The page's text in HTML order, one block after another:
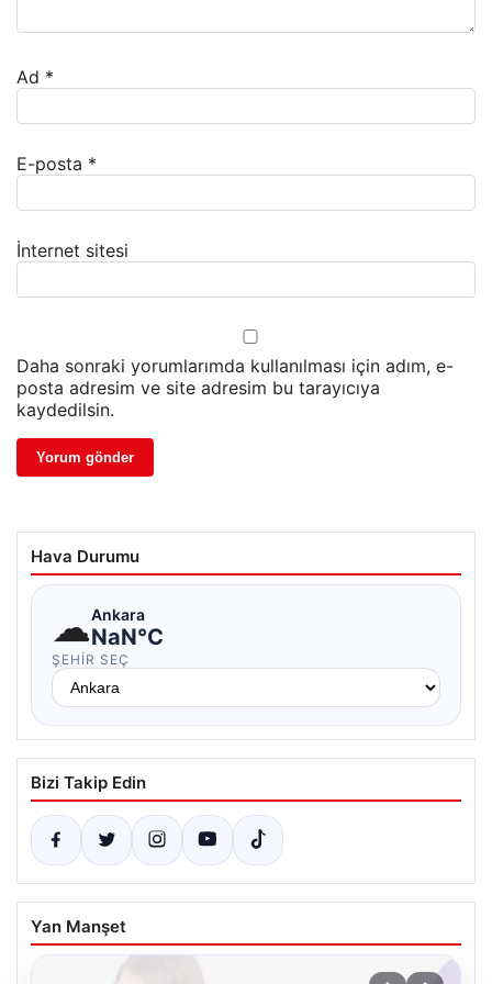
Ad *
E-posta *
İnternet sitesi
Daha sonraki yorumlarımda kullanılması için adım, e-
posta adresim ve site adresim bu tarayıcıya
kaydedilsin.
Hava Durumu
☁Ankara
NaN°C
ŞEHIR SEÇ
Bizi Takip Edin
Yan Manşet